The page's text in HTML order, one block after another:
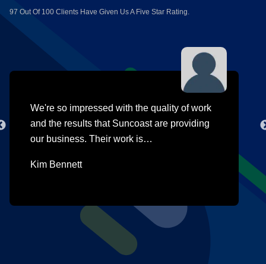
97 Out Of 100 Clients Have Given Us A Five Star Rating.
We're so impressed with the quality of work
and the results that Suncoast are providing
our business. Their work is…
Kim Bennett